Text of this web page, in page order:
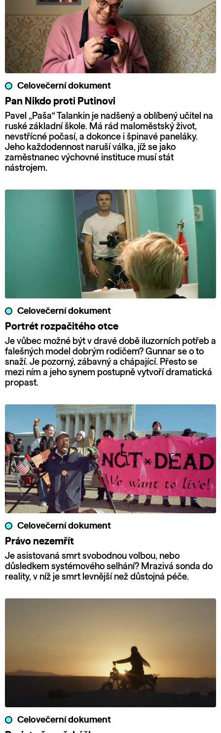
Celovečerní dokument
Pan Nikdo proti Putinovi
Pavel „Paša“ Talankin je nadšený a oblíbený učitel na
ruské základní škole. Má rád maloměstský život,
nevstřícné počasí, a dokonce i špinavé paneláky.
Jeho každodennost naruší válka, jíž se jako
zaměstnanec výchovné instituce musí stát
nástrojem.
Celovečerní dokument
Portrét rozpačitého otce
Je vůbec možné být v dravé době iluzorních potřeb a
falešných model dobrým rodičem? Gunnar se o to
snaží. Je pozorný, zábavný a chápající. Přesto se
mezi ním a jeho synem postupně vytvoří dramatická
propast.
Celovečerní dokument
Právo nezemřít
Je asistovaná smrt svobodnou volbou, nebo
důsledkem systémového selhání? Mrazivá sonda do
reality, v níž je smrt levnější než důstojná péče.
Celovečerní dokument